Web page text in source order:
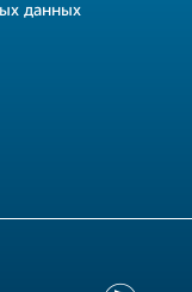
данных